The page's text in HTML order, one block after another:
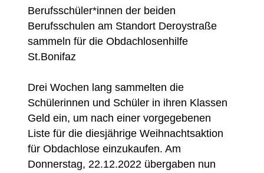
Berufsschüler*innen der beiden
Berufsschulen am Standort Deroystraße
sammeln für die Obdachlosenhilfe
St.Bonifaz
Drei Wochen lang sammelten die
Schülerinnen und Schüler in ihren Klassen
Geld ein, um nach einer vorgegebenen
Liste für die diesjährige Weihnachtsaktion
für Obdachlose einzukaufen. Am
Donnerstag, 22.12.2022 übergaben nun